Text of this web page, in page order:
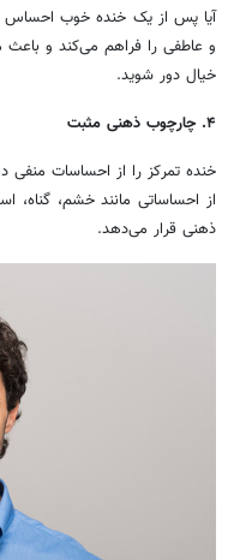
آیا پس از یک خنده خوب احساس
و عاطفی را فراهم می‌کند و باعث
خیال دور شوید.
۴. چارچوب ذهنی مثبت
خنده تمرکز را از احساسات
از احساساتی مانند خشم،
ذهنی قرار می‌دهد.